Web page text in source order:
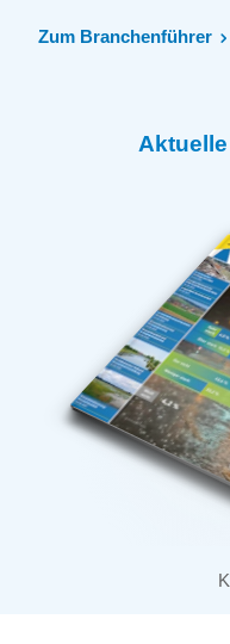
Zum Branchenführer